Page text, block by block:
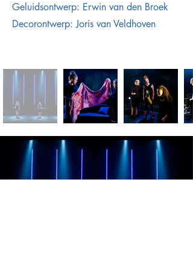
Geluidsontwerp: Erwin van den Broek
Decorontwerp: Joris van Veldhoven